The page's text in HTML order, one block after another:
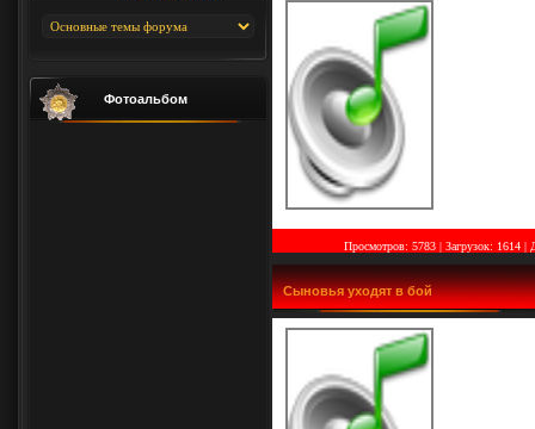
Фотоальбом
Просмотров: 5783 | Загрузок: 1614 |
Сыновья уходят в бой